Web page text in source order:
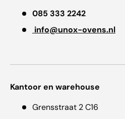
085 333 2242
info@unox-ovens.nl
Kantoor en warehouse
Grensstraat 2 C16